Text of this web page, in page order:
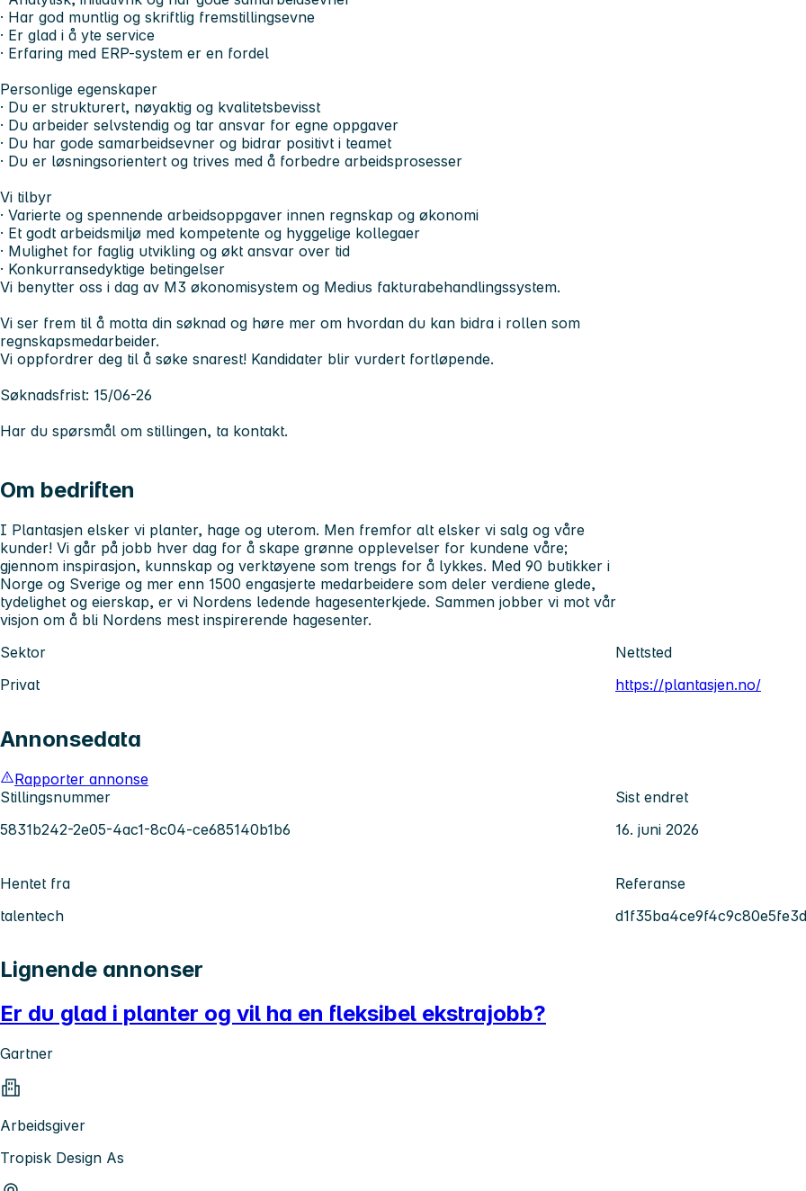
· Har god muntlig og skriftlig fremstillingsevne
· Er glad i å yte service
· Erfaring med ERP-system er en fordel
Personlige egenskaper
· Du er strukturert, nøyaktig og kvalitetsbevisst
· Du arbeider selvstendig og tar ansvar for egne oppgaver
· Du har gode samarbeidsevner og bidrar positivt i teamet
· Du er løsningsorientert og trives med å forbedre arbeidsprosesser
Vi tilbyr
· Varierte og spennende arbeidsoppgaver innen regnskap og økonomi
· Et godt arbeidsmiljø med kompetente og hyggelige kollegaer
· Mulighet for faglig utvikling og økt ansvar over tid
· Konkurransedyktige betingelser
Vi benytter oss i dag av M3 økonomisystem og Medius fakturabehandlingssystem.
Vi ser frem til å motta din søknad og høre mer om hvordan du kan bidra i rollen som
regnskapsmedarbeider.
Vi oppfordrer deg til å søke snarest! Kandidater blir vurdert fortløpende.
Søknadsfrist: 15/06-26
Har du spørsmål om stillingen, ta kontakt.
Om bedriften
I Plantasjen elsker vi planter, hage og uterom. Men fremfor alt elsker vi salg og våre
kunder! Vi går på jobb hver dag for å skape grønne opplevelser for kundene våre;
gjennom inspirasjon, kunnskap og verktøyene som trengs for å lykkes. Med 90 butikker i
Norge og Sverige og mer enn 1500 engasjerte medarbeidere som deler verdiene glede,
tydelighet og eierskap, er vi Nordens ledende hagesenterkjede. Sammen jobber vi mot vår
visjon om å bli Nordens mest inspirerende hagesenter.
Sektor
Privat
Nettsted
https://plantasjen.no/
Annonsedata
Rapporter annonse
Stillingsnummer
5831b242-2e05-4ac1-8c04-ce685140b1b6
Sist endret
16. juni 2026
Hentet fra
talentech
Referanse
Lignende annonser
Er du glad i planter og vil ha en fleksibel ekstrajobb?
Gartner
Arbeidsgiver
Tropisk Design As